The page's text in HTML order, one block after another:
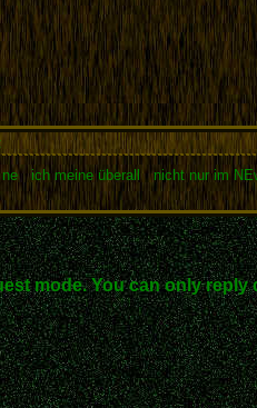
ne ich meine überall nicht nur im
mode. You can only